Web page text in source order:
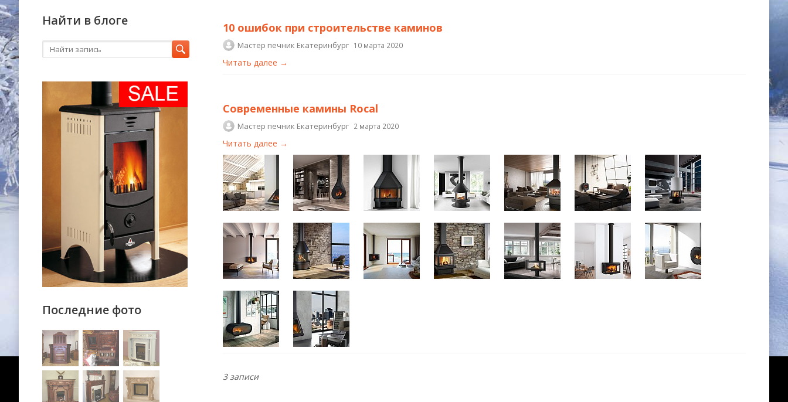
Найти в блоге
Последние фото
10 ошибок при строительстве каминов
Мастер печник Екатеринбург 10 марта 2020
Читать далее →
Современные камины Rocal
Мастер печник Екатеринбург 2 марта 2020
Читать далее →
3 записи